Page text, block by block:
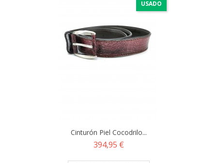
USADO
Cinturón Piel Cocodrilo...
Precio
394,95 €